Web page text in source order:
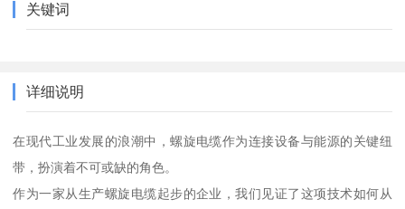
关键词
详细说明
在现代工业发展的浪潮中，螺旋电缆作为连接设备与能源的关键纽
带，扮演着不可或缺的角色。
作为一家从生产螺旋电缆起步的企业，我们见证了这项技术如何从